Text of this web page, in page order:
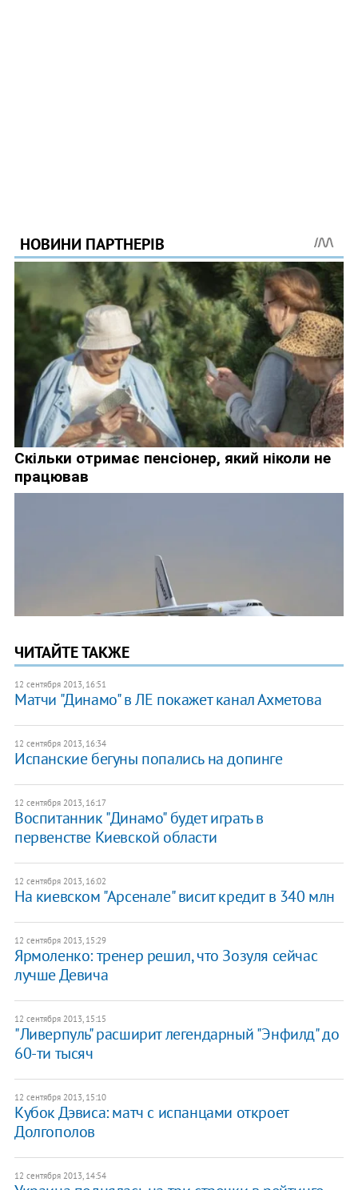
ЧИТАЙТЕ ТАКЖЕ
12 сентября 2013, 16:51
Матчи "Динамо" в ЛЕ покажет канал Ахметова
12 сентября 2013, 16:34
Испанские бегуны попались на допинге
12 сентября 2013, 16:17
Воспитанник "Динамо" будет играть в
первенстве Киевской области
12 сентября 2013, 16:02
На киевском "Арсенале" висит кредит в 340 млн
12 сентября 2013, 15:29
Ярмоленко: тренер решил, что Зозуля сейчас
лучше Девича
12 сентября 2013, 15:15
"Ливерпуль" расширит легендарный "Энфилд" до
60-ти тысяч
12 сентября 2013, 15:10
Кубок Дэвиса: матч с испанцами откроет
Долгополов
12 сентября 2013, 14:54